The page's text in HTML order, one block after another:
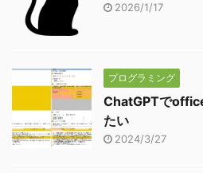
2026/1/17
プログラミング
ChatGPTで
たい
2024/3/27